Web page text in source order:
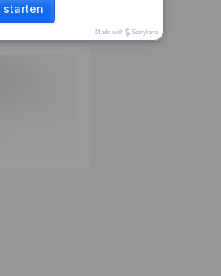
starten
Made with Storylane